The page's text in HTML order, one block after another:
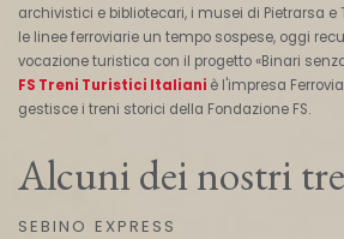
archivistici e bibliotecari, i musei di Pietrarsa e
le linee ferroviarie un tempo sospese, oggi
vocazione turistica con il progetto «Binari
FS Treni Turistici Italiani è l'impresa
gestisce i treni storici della Fondazione FS.
Alcuni dei nostri
SEBINO EXPRESS